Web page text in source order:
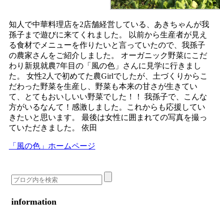
知人で中華料理店を2店舗経営している、あきちゃんが我
孫子まで遊びに来てくれました。
以前から生産者が見え
る食材でメニューを作りたいと言っていたので、我孫子
の農家さんをご紹介しました。
オーガニック野菜にこだ
わり新規就農7年目の「風の色」さんに見学に行きまし
た。
女性2人で初めてた農Girlでしたが、土づくりからこ
だわった野菜を生産し、野菜も本来の甘さが生きてい
て、とてもおいしいい野菜でした！！
我孫子で、こんな
方がいるなんて！感激しました。これからも応援してい
きたいと思います。
最後は女性に囲まれての写真を撮っ
ていただきました。
依田
「風の色」ホームページ
information